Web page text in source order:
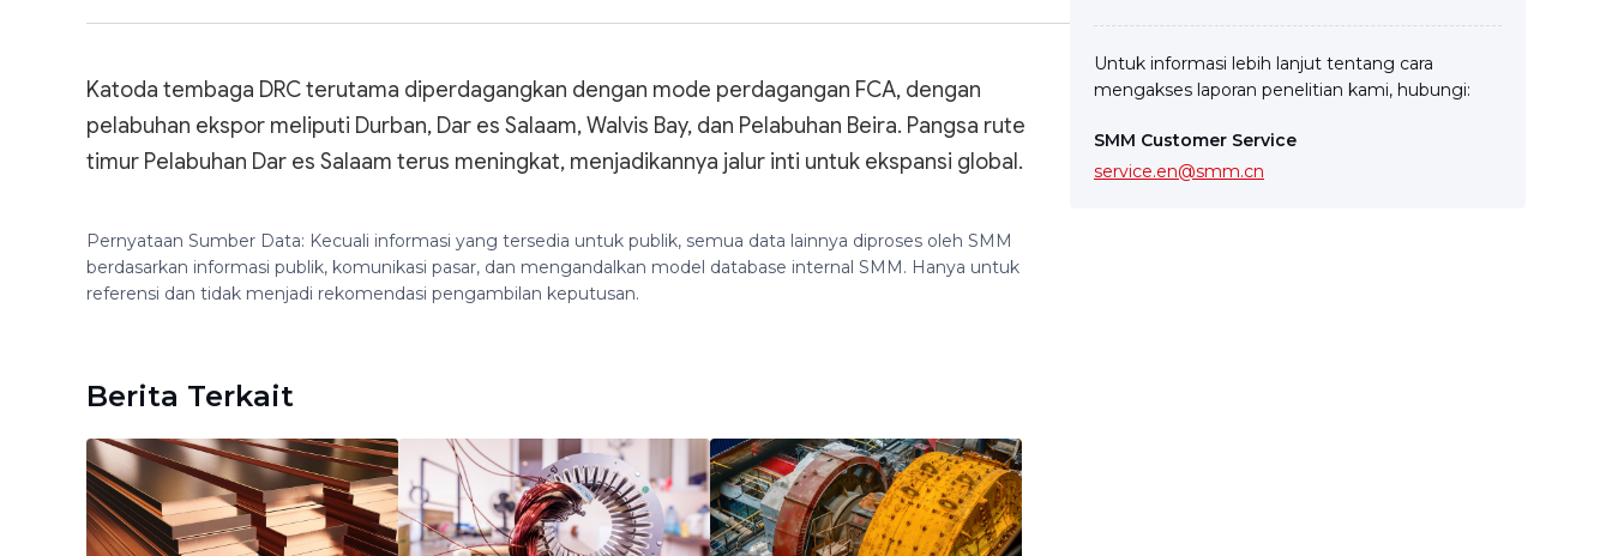
Katoda tembaga DRC terutama diperdagangkan dengan mode perdagangan FCA, dengan
pelabuhan ekspor meliputi Durban, Dar es Salaam, Walvis Bay, dan Pelabuhan Beira. Pangsa rute
timur Pelabuhan Dar es Salaam terus meningkat, menjadikannya jalur inti untuk ekspansi global.
Pernyataan Sumber Data: Kecuali informasi yang tersedia untuk publik, semua data lainnya diproses oleh SMM
berdasarkan informasi publik, komunikasi pasar, dan mengandalkan model database internal SMM. Hanya untuk
referensi dan tidak menjadi rekomendasi pengambilan keputusan.
Berita Terkait
Untuk informasi lebih lanjut tentang cara
mengakses laporan penelitian kami, hubungi:
SMM Customer Service
service.en@smm.cn